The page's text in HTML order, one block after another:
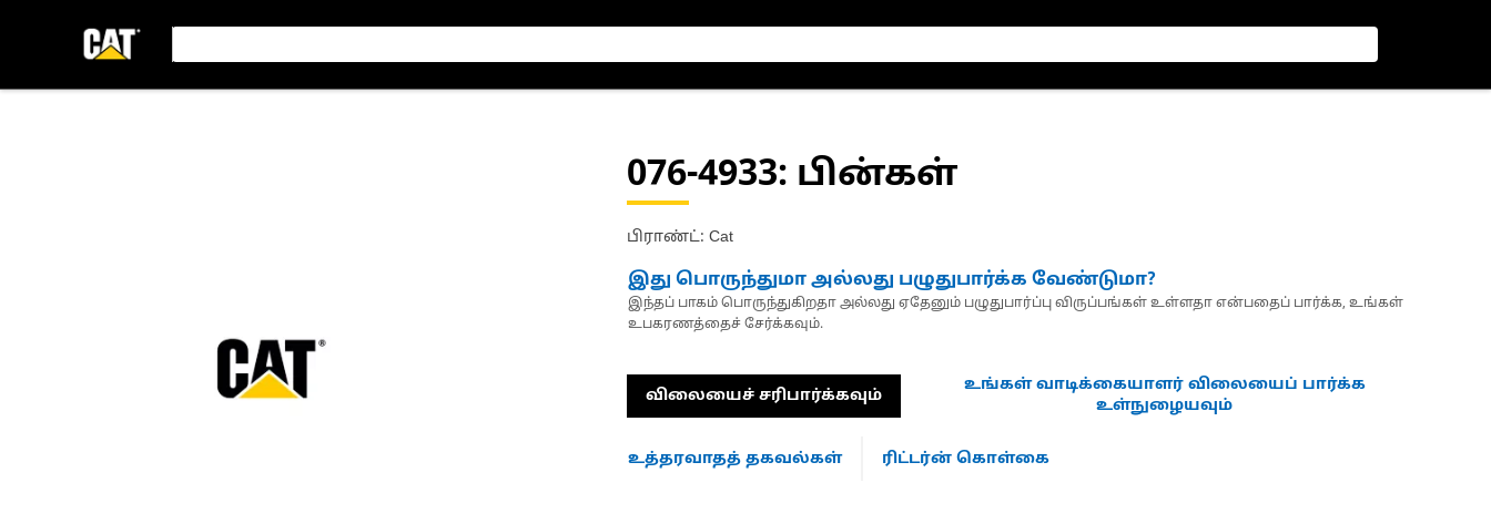
076-4933: பின்கள்
பிராண்ட்: Cat
இது பொருந்துமா அல்லது பழுதுபார்க்க வேண்டுமா?
இந்தப் பாகம் பொருந்துகிறதா அல்லது ஏதேனும் பழுதுபார்ப்பு விருப்பங்கள் உள்ளதா என்பதைப் பார்க்க, உங்கள்
உபகரணத்தைச் சேர்க்கவும்.
விலையைச் சரிபார்க்கவும்
உங்கள் வாடிக்கையாளர் விலையைப் பார்க்க
உள்நுழையவும்
உத்தரவாதத் தகவல்கள் ரிட்டர்ன் கொள்கை